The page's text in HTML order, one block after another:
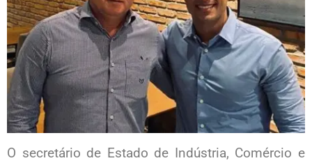
O secretário de Estado de Indústria, Comércio e